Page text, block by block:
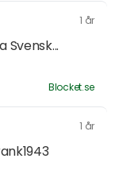
1 år
Svensk...
Blocket.se
1 år